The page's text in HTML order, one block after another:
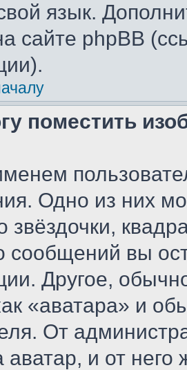
язык.
сайте phpBB
поместить
Одно из них
звёздочки,
сообщений вы
Другое,
«аватара» и
От
и от него